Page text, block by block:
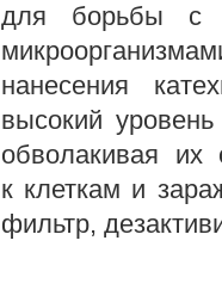
для борьбы с
нанесения
высокий
обволакивая их
к клеткам и
фильтр,